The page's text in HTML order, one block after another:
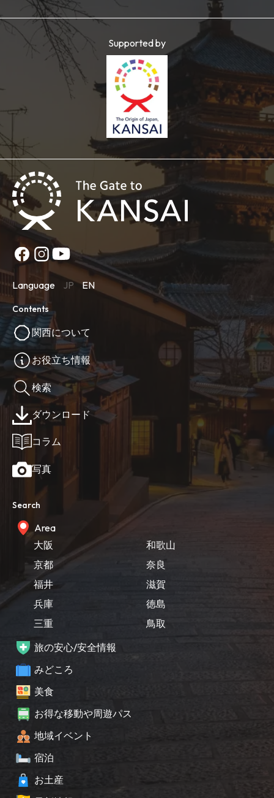
Supported by
Language JP EN
Contents
関西について
お役立ち情報
検索
ダウンロード
コラム
写真
Search
Area
大阪
京都
福井
兵庫
三重
和歌山
奈良
滋賀
徳島
鳥取
旅の安心/安全情報
みどころ
美食
お得な移動や周遊パス
地域イベント
宿泊
お土産